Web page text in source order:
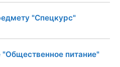
"Спецкурс"
питание"